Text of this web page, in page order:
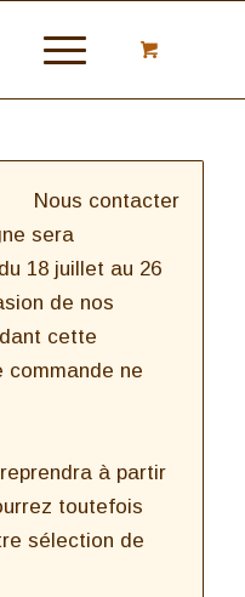
Nous contacter
sera
18 juillet au 26
de nos
cette
commande ne
à partir
toutefois
sélection de